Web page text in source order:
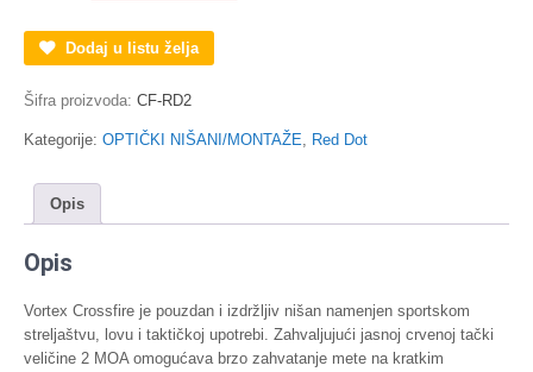
Dot
2
količina
Dodaj u listu želja
Šifra proizvoda: CF-RD2
Kategorije: OPTIČKI NIŠANI/MONTAŽE, Red Dot
Opis
Opis
Vortex Crossfire je pouzdan i izdržljiv nišan namenjen sportskom
streljaštvu, lovu i taktičkoj upotrebi. Zahvaljujući jasnoj crvenoj tački
veličine 2 MOA omogućava brzo zahvatanje mete na kratkim